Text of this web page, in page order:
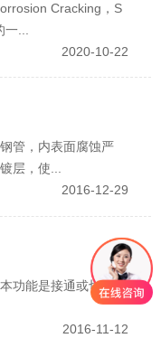
Cracking，S
...
2020-10-22
管，内表面腐蚀严
层，使...
2016-12-29
功能是接通或切断管
2016-11-12